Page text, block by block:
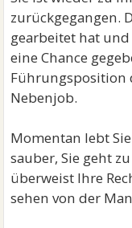
zurückgegangen.
gearbeitet hat
eine Chance
Führungsposition
Nebenjob.
Momentan lebt
sauber, Sie geht
überweist Ihre
sehen von der